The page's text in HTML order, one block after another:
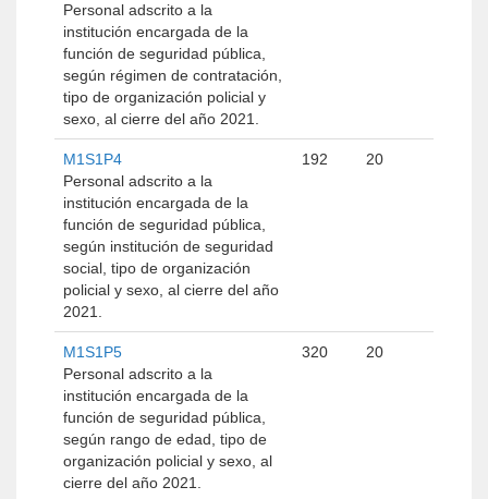
Personal adscrito a la
institución encargada de la
función de seguridad pública,
según régimen de contratación,
tipo de organización policial y
sexo, al cierre del año 2021.
M1S1P4
Personal adscrito a la
institución encargada de la
función de seguridad pública,
según institución de seguridad
social, tipo de organización
policial y sexo, al cierre del año
2021.
192 20
M1S1P5
Personal adscrito a la
institución encargada de la
función de seguridad pública,
según rango de edad, tipo de
organización policial y sexo, al
cierre del año 2021.
320 20